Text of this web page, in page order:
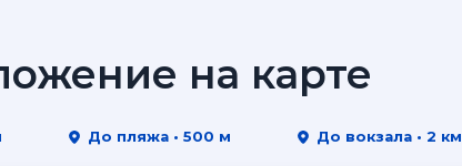
на карте
До пляжа • 500 м До вокзала • 2 км